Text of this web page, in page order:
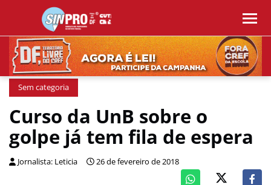
Sem categoria
Curso da UnB sobre o
golpe já tem fila de espera
Jornalista: Leticia 26 de fevereiro de 2018